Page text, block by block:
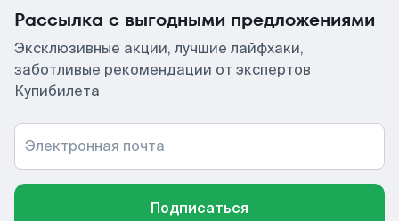
Рассылка с выгодными предложениями
Эксклюзивные акции, лучшие лайфхаки,
заботливые рекомендации от экспертов
Купибилета
Электронная почта
Подписаться